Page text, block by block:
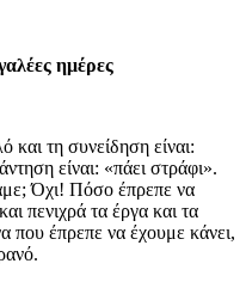
ημέρες
και τη συνείδηση είναι:
είναι: «πάει στράφι».
Όχι! Πόσο έπρεπε να
πενιχρά τα έργα και τα
που έπρεπε να έχουμε κάνει,